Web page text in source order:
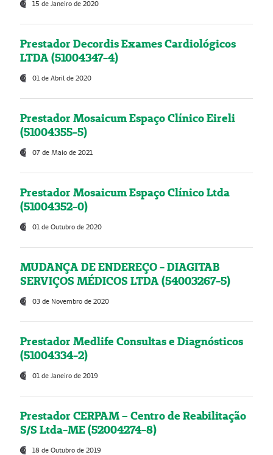
15 de Janeiro de 2020
Prestador Decordis Exames Cardiológicos
LTDA (51004347-4)
01 de Abril de 2020
Prestador Mosaicum Espaço Clínico Eireli
(51004355-5)
07 de Maio de 2021
Prestador Mosaicum Espaço Clínico Ltda
(51004352-0)
01 de Outubro de 2020
MUDANÇA DE ENDEREÇO - DIAGITAB
SERVIÇOS MÉDICOS LTDA (54003267-5)
03 de Novembro de 2020
Prestador Medlife Consultas e Diagnósticos
(51004334-2)
01 de Janeiro de 2019
Prestador CERPAM – Centro de Reabilitação
S/S Ltda-ME (52004274-8)
18 de Outubro de 2019